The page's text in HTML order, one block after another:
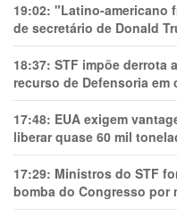
19:02: "Latino-americano
de secretário de Donald
18:37: STF impõe derrota
recurso de Defensoria em
17:48: EUA exigem
liberar quase 60 mil
17:29: Ministros do STF
bomba do Congresso por